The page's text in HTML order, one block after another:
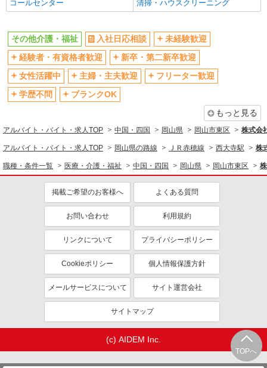
コールセンター
清掃・ハウスクリーニング
TOPへ
その他介護・福祉 入社日応相談
未経験歓迎
経験者・有資格者歓迎
新卒・第二新卒歓迎
女性活躍中
主婦・主夫歓迎
フリーター歓迎
学歴不問
ブランクOK
もっと見る
アルバイト・バイト・求人TOP 中国・四国 岡山県 岡山市東区 株式会
アルバイト・バイト・求人TOP 岡山県の路線 ＪＲ赤穂線 西大寺駅 株
職種・条件一覧 医療・介護・福祉 中国・四国 岡山県 岡山市東区
掲載ご希望のお客様へ よくある質問
お問い合わせ 利用規約
リンクについて プライバシーポリシー
Cookieポリシー 個人情報保護方針
メールサービスについて サイト運営会社
サイトマップ
(c) AIDEM Inc.